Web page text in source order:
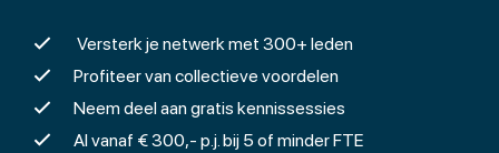
Versterk je netwerk met 300+ leden
Profiteer van collectieve voordelen
Neem deel aan gratis kennissessies
Al vanaf € 300,- p.j. bij 5 of minder FTE